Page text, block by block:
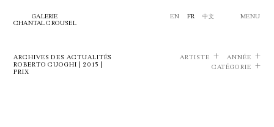
GALERIE
CHANTAL CROUSEL
EN FR 中文 MENU
ARCHIVES DES ACTUALITÉS
ROBERTO CUOGHI | 2015 |
PRIX
ARTISTE
ANNÉE
CATÉGORIE